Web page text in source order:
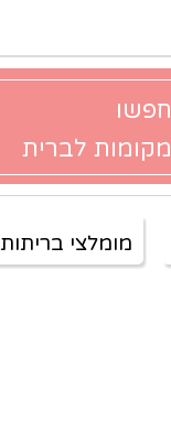
חפשו
מקומות לברית
מומלצי בריתות